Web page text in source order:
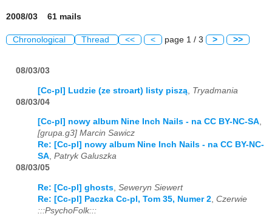
2008/03 61 mails
Chronological Thread << < page 1 / 3 > >>
08/03/03
[Cc-pl] Ludzie (ze stroart) listy piszą Tryadmania
08/03/04
[Cc-pl] nowy album Nine Inch Nails - na CC BY-NC-SA,
[grupa.g3] Marcin Sawicz
Re: [Cc-pl] nowy album Nine Inch Nails - na CC BY-NC-
SA, Patryk Galuszka
08/03/05
Re: [Cc-pl] ghosts, Seweryn Siewert
Re: [Cc-pl] Paczka Cc-pl, Tom 35, Numer 2, Czerwie
:::PsychoFolk:::